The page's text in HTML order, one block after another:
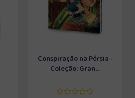
Conspiração na Pérsia -
Coleção: Gran...